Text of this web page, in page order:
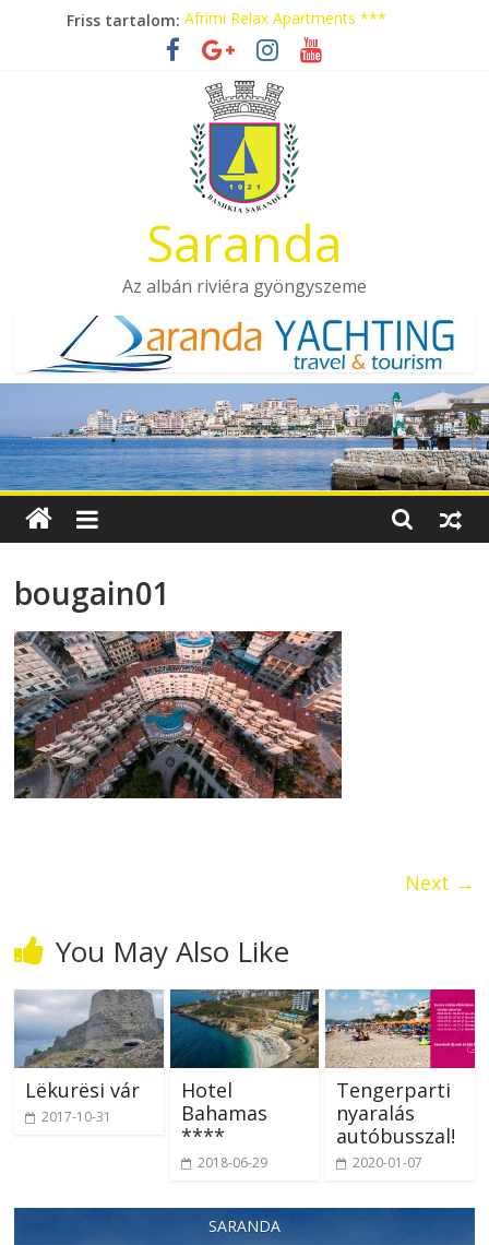
Friss tartalom: Afrimi Relax Apartments ***
Tengerparti nyaralás autóbusszal!
Eladó apartmanok Sarandában
Hotel Pini ***
Aquamarine Apartments
Saranda
Az albán riviéra gyöngyszeme
bougain01
Next →
You May Also Like
Lëkurësi vár
2017-10-31
Hotel
Bahamas
****
2018-06-29
Tengerparti
nyaralás
autóbusszal!
2020-01-07
SARANDA